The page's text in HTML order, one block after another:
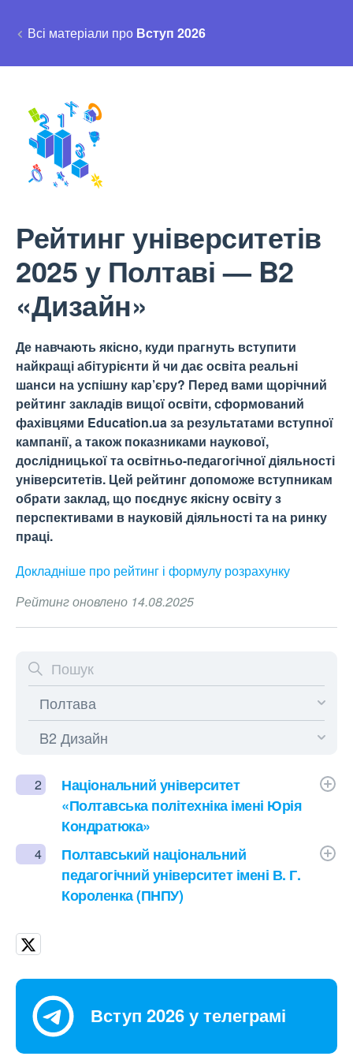
Всі матеріали про Вступ 2026
Рейтинг університетів
2025 у Полтаві — B2
«Дизайн»
Де навчають якісно, куди прагнуть вступити
найкращі абітурієнти й чи дає освіта реальні
шанси на успішну кар’єру? Перед вами щорічний
рейтинг закладів вищої освіти, сформований
фахівцями Education.ua за результатами вступної
кампанії, а також показниками наукової,
дослідницької та освітньо-педагогічної діяльності
університетів. Цей рейтинг допоможе вступникам
обрати заклад, що поєднує якісну освіту з
перспективами в науковій діяльності та на ринку
праці.
Докладніше про рейтинг і формулу розрахунку
Рейтинг оновлено 14.08.2025
2
Національний університет
«Полтавська політехніка імені Юрія
Кондратюка»
4
Полтавський національний
педагогічний університет імені В. Г.
Короленка (ПНПУ)
Вступ 2026 у телеграмі